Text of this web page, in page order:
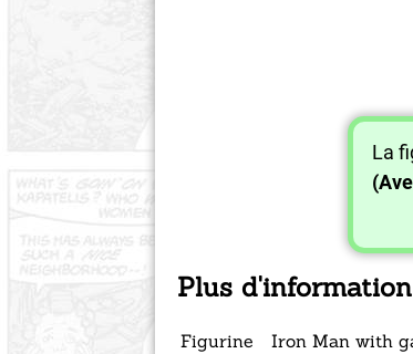
La
Plus
Figurine
Iron Man with